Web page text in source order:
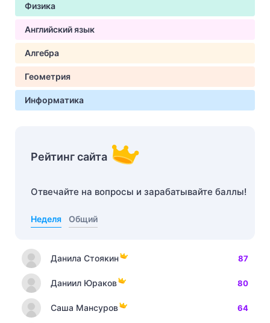
Физика
Английский язык
Алгебра
Геометрия
Информатика
Рейтинг сайта
Отвечайте на вопросы и зарабатывайте баллы!
Неделя Общий
Данила Стоякин 87
Даниил Юраков 80
Саша Мансуров 64